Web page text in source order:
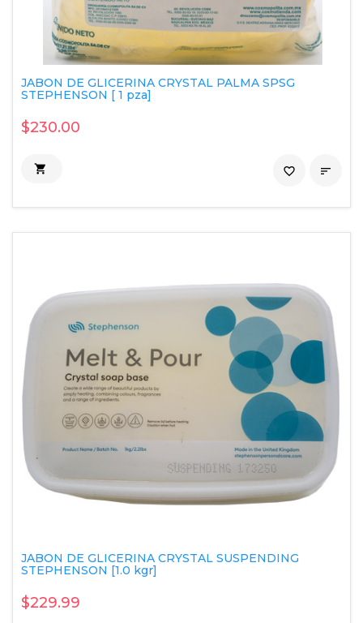
JABON DE GLICERINA CRYSTAL PALMA SPSG
STEPHENSON [ 1 pza]
$230.00
 
favorite_border
JABON DE GLICERINA CRYSTAL SUSPENDING
STEPHENSON [1.0 kgr]
$229.99